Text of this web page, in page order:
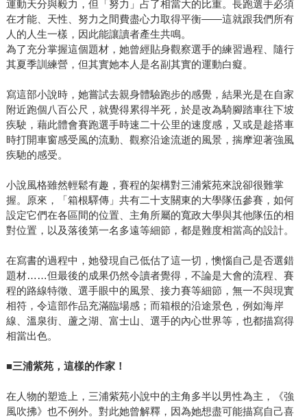
運動天分與毅力，但「努力」占了相當大的比重。長跑選手必須
在才能、天性、努力之間費盡心力取得平衡——這就跟我們所有
人的人生一樣，因此能讓讀者產生共鳴。
為了充分掌握這個題材，她曾經貼身觀察選手的練習過程、隨行
其夏季訓練營，但其實她本人是名副其實的運動白癡。
寫這部小說時，她嘗試去親身體驗跑步的感覺，結果光是在自家
附近跑個八百公尺，就覺得累得半死，於是改為騎腳踏車往下坡
疾駛，藉此體會賽跑選手時速二十公里的速度感，又或是趁搭車
時打開車窗感受風的流動、觀察沿途流逝的風景，揣摩迎著強風
疾馳的感受。
小說風格雖然輕鬆有趣，賽程的架構對三浦紫苑來說卻很難掌
握。原來，「箱根驛傳」共有二十支關東的大學隊伍參賽，如何
設定它們在各區間的位置、主角所屬的寬政大學與其他隊伍的相
對位置，以及落後第一名多遠等細節，都是難度相當高的設計。
在寫書的過程中，她發現自己低估了這一切，懊惱自己是否選錯
題材……但最後的成果仍然令讀者覺得，不論是大會的流程、賽
程的路線特徵、選手眼中的風景、接力賽等細節，無一不與現實
相符，令這部作品充滿臨場感；而箱根的沿途景色，例如海岸
線、溫泉街、蘆之湖、富士山、選手的內心世界等，也都描寫得
相當出色。
■三浦紫苑，這樣的作家！
在人物的塑造上，三浦紫苑小說中的主角多半以男性為主，《強
風吹拂》也不例外。對此她曾解釋，因為她想盡可能描寫自己喜